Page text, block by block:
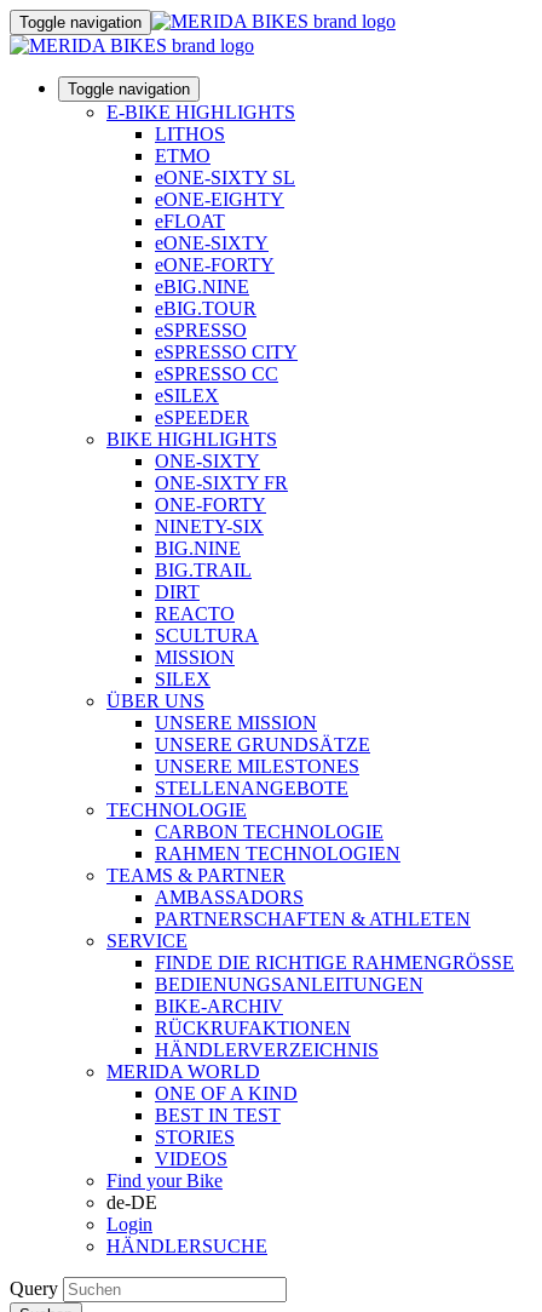
Toggle navigation
Toggle navigation
E-BIKE HIGHLIGHTS
LITHOS
ETMO
eONE-SIXTY SL
eONE-EIGHTY
eFLOAT
eONE-SIXTY
eONE-FORTY
eBIG.NINE
eBIG.TOUR
eSPRESSO
eSPRESSO CITY
eSPRESSO CC
eSILEX
eSPEEDER
BIKE HIGHLIGHTS
ONE-SIXTY
ONE-SIXTY FR
ONE-FORTY
NINETY-SIX
BIG.NINE
BIG.TRAIL
DIRT
REACTO
SCULTURA
MISSION
SILEX
ÜBER UNS
UNSERE MISSION
UNSERE GRUNDSÄTZE
UNSERE MILESTONES
STELLENANGEBOTE
TECHNOLOGIE
CARBON TECHNOLOGIE
RAHMEN TECHNOLOGIEN
TEAMS & PARTNER
AMBASSADORS
PARTNERSCHAFTEN & ATHLETEN
SERVICE
FINDE DIE RICHTIGE RAHMENGRÖSSE
BEDIENUNGSANLEITUNGEN
BIKE-ARCHIV
RÜCKRUFAKTIONEN
HÄNDLERVERZEICHNIS
MERIDA WORLD
ONE OF A KIND
BEST IN TEST
STORIES
VIDEOS
Find your Bike
de-DE
Login
HÄNDLERSUCHE
Query